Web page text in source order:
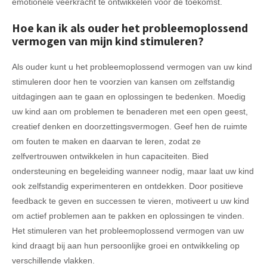
Hoe kan ik als ouder het probleemoplossend
vermogen van mijn kind stimuleren?
Als ouder kunt u het probleemoplossend vermogen van uw kind
stimuleren door hen te voorzien van kansen om zelfstandig
uitdagingen aan te gaan en oplossingen te bedenken. Moedig
uw kind aan om problemen te benaderen met een open geest,
creatief denken en doorzettingsvermogen. Geef hen de ruimte
om fouten te maken en daarvan te leren, zodat ze
zelfvertrouwen ontwikkelen in hun capaciteiten. Bied
ondersteuning en begeleiding wanneer nodig, maar laat uw kind
ook zelfstandig experimenteren en ontdekken. Door positieve
feedback te geven en successen te vieren, motiveert u uw kind
om actief problemen aan te pakken en oplossingen te vinden.
Het stimuleren van het probleemoplossend vermogen van uw
kind draagt bij aan hun persoonlijke groei en ontwikkeling op
verschillende vlakken.